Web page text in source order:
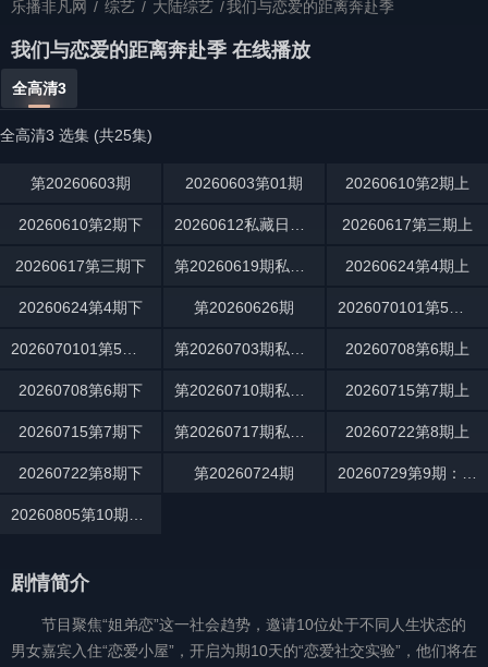
乐播非凡网 / 综艺 / 大陆综艺 /​我们与恋爱的距离奔赴季​
​我们与恋爱的距离奔赴季​ 在线播放
全高清3
全高清3 选集 (共25集)
第20260603期 20260603第01期 20260610第2期上
20260610第2期下 20260617第三期上
20260617第三期下 20260624第4期上
20260624第4期下 第20260626期
20260708第6期上
20260708第6期下 20260715第7期上
20260715第7期下 20260722第8期上
20260722第8期下 第20260724期
剧情简介
节目聚焦“姐弟恋”这一社会趋势，邀请10位处于不同人生状态的
男女嘉宾入住“恋爱小屋”，开启为期10天的“恋爱社交实验”，他们将在